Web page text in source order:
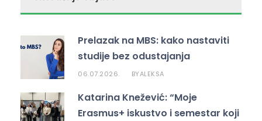
b
o
o
k
dI
n
A
p
p
Prelazak na MBS: kako nastaviti
studije bez odustajanja
06.07.2026. BYALEKSA
Katarina Knežević: “Moje
Erasmus+ iskustvo i semestar koji